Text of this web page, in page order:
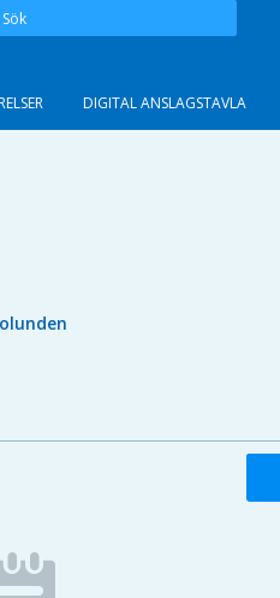
Sök
DIGITAL ANSLAGSTAVLA